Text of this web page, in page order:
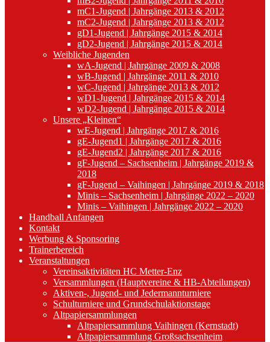
mC1-Jugend | Jahrgänge 2013 & 2012
mC2-Jugend | Jahrgänge 2013 & 2012
gD1-Jugend | Jahrgänge 2015 & 2014
gD2-Jugend | Jahrgänge 2015 & 2014
Weibliche Jugenden
wA-Jugend | Jahrgänge 2009 & 2008
wB-Jugend | Jahrgänge 2011 & 2010
wC-Jugend | Jahrgänge 2013 & 2012
wD1-Jugend | Jahrgänge 2015 & 2014
wD2-Jugend | Jahrgänge 2015 & 2014
Unsere „Kleinen“
wE-Jugend | Jahrgänge 2017 & 2016
gE-Jugend1 | Jahrgänge 2017 & 2016
gE-Jugend2 | Jahrgänge 2017 & 2016
gF-Jugend – Sachsenheim | Jahrgänge 2019 &
2018
gF-Jugend – Vaihingen | Jahrgänge 2019 & 2018
Minis – Sachsenheim | Jahrgänge 2022 – 2020
Minis – Vaihingen | Jahrgänge 2022 – 2020
Handball Anfangen
Kontakt
Werbung & Sponsoring
Trainerbereich
Veranstaltungen
Vereinsaktivitäten HC Metter-Enz
Versammlungen (Hauptvereine & HB-Abteilungen)
Aktiven-, Jugend- und Jedermannturniere
Schulturniere und Grundschulaktionstage
Altpapiersammlungen
Altpapiersammlung Vaihingen (Kernstadt)
Altpapiersammlung Großsachsenheim